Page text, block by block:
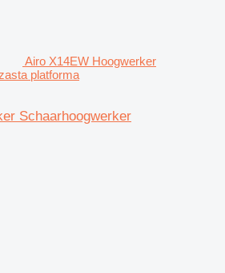
Airo X14EW Hoogwerker
platforma
Schaarhoogwerker